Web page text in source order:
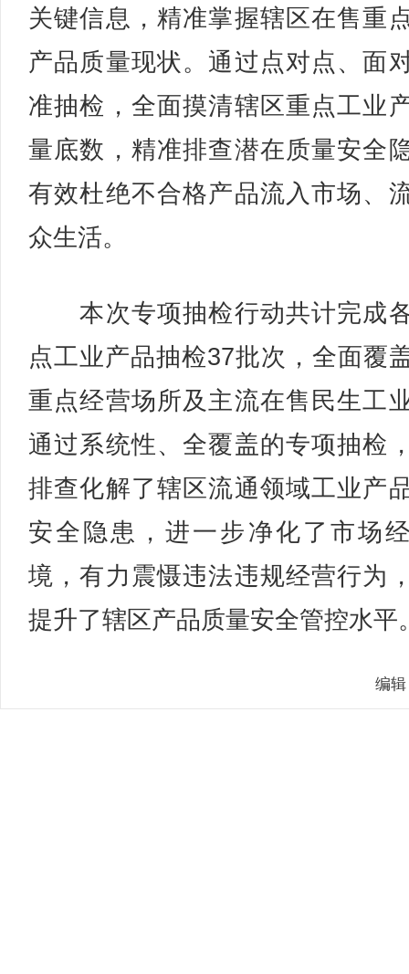
关键信息，精准掌握辖区在售重
产品质量现状。通过点对点、面
准抽检，全面摸清辖区重点工业
量底数，精准排查潜在质量安全
有效杜绝不合格产品流入市场、
众生活。
本次专项抽检行动共计完成
点工业产品抽检37批次，全面覆
重点经营场所及主流在售民生工
通过系统性、全覆盖的专项抽检
排查化解了辖区流通领域工业产
安全隐患，进一步净化了市场
境，有力震慑违法违规经营行为
提升了辖区产品质量安全管控水平
编